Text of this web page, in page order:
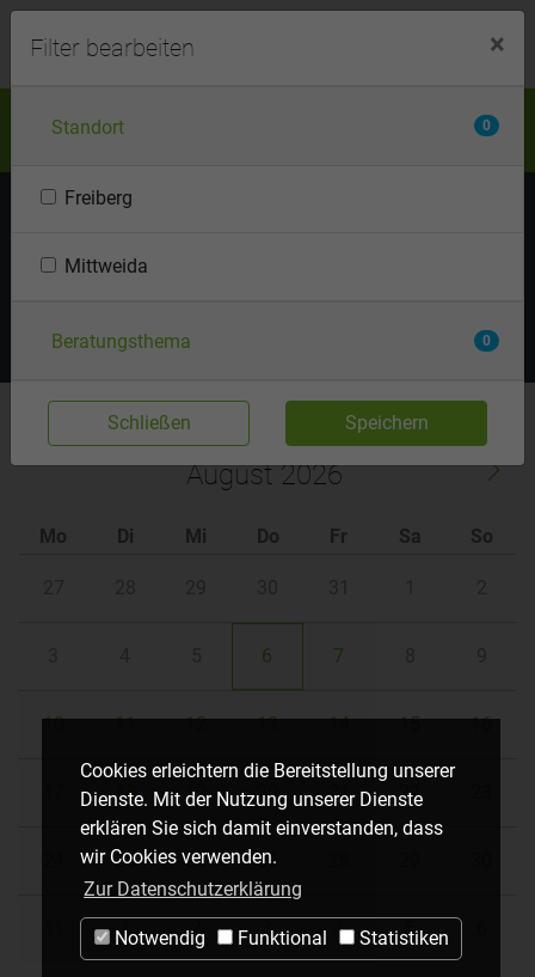
Cookies erleichtern die Bereitstellung unserer
Dienste. Mit der Nutzung unserer Dienste
erklären Sie sich damit einverstanden, dass
wir Cookies verwenden.
Zur Datenschutzerklärung
Notwendig Funktional Statistiken
menu
Unsere Termine
Meine ausgewählten Filterkriterien:
Termine filtern
August
Mo Di Mi Do Fr Sa So
6 7
10 11 12 13 14 15 16
18 19 20 21 22
25 26 27
1 2 3 4 5
Filter bearbeiten ×
Standort 0
Freiberg
Mittweida
Beratungsthema 0
Schließen Speichern